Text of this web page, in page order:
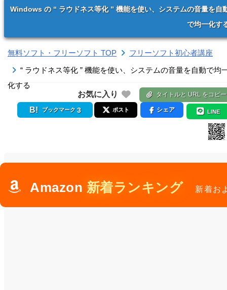
Windows の “ ラウドネス等化 ” 機能を使い、システムの音量を自
で均一化す
無料ソフト・フリーソフト TOP
フリーソフト初心者講座
“ ラウドネス等化 ” 機能を使い、システムの音量を自動で均
化する
お気に入り
タイトルと URL をコピー
ブックマーク 3 ポスト シェア LINE
Amazon 新着ランキング 新着お